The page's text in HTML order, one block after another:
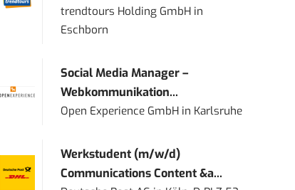
trendtours Holding GmbH in
Eschborn
Social Media Manager –
Webkommunikation...
Open Experience GmbH in Karlsruhe
Werkstudent (m/w/d)
Communications Content &a...